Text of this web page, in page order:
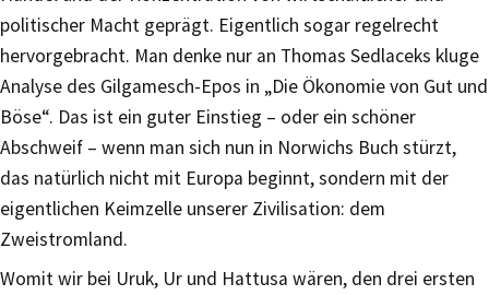
politischer Macht geprägt. Eigentlich sogar regelrecht
hervorgebracht. Man denke nur an Thomas Sedlaceks kluge
Analyse des Gilgamesch-Epos in „Die Ökonomie von Gut und
Böse“. Das ist ein guter Einstieg – oder ein schöner
Abschweif – wenn man sich nun in Norwichs Buch stürzt,
das natürlich nicht mit Europa beginnt, sondern mit der
eigentlichen Keimzelle unserer Zivilisation: dem
Zweistromland.
Womit wir bei Uruk, Ur und Hattusa wären, den drei ersten